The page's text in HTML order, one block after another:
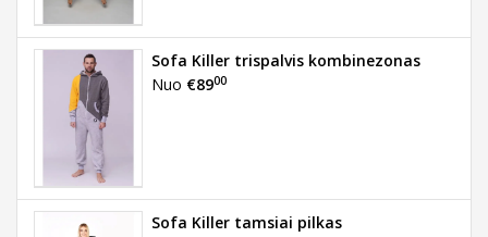
Sofa Killer trispalvis kombinezonas
Nuo €8900
Sofa Killer tamsiai pilkas